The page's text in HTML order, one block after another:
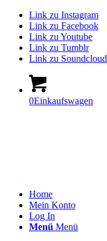
Link zu Instagram
Link zu Facebook
Link zu Youtube
Link zu Tumblr
Link zu Soundcloud
0Einkaufswagen
Home
Mein Konto
Log In
Menü Menü